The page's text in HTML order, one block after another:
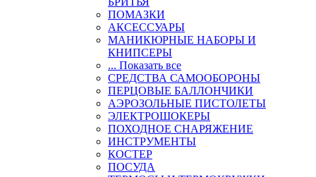
ПОМАЗКИ
АКСЕССУАРЫ
МАНИКЮРНЫЕ НАБОРЫ И
КНИПСЕРЫ
... Показать все
СРЕДСТВА САМООБОРОНЫ
ПЕРЦОВЫЕ БАЛЛОНЧИКИ
АЭРОЗОЛЬНЫЕ ПИСТОЛЕТЫ
ЭЛЕКТРОШОКЕРЫ
ПОХОДНОЕ СНАРЯЖЕНИЕ
ИНСТРУМЕНТЫ
КОСТЕР
ПОСУДА